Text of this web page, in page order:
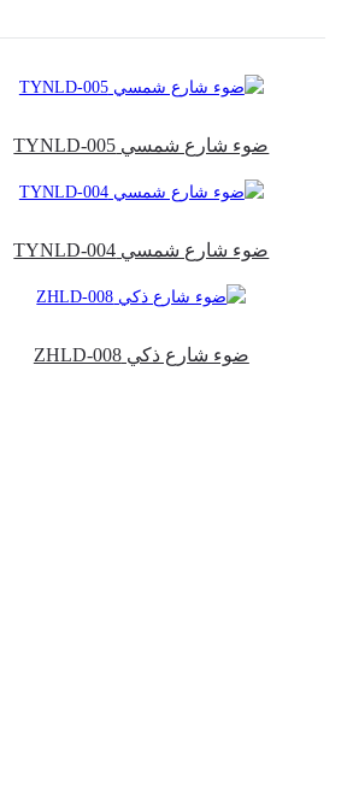
ضوء شارع شمسي TYNLD-005
ضوء شارع شمسي TYNLD-004
ضوء شارع ذكي ZHLD-008